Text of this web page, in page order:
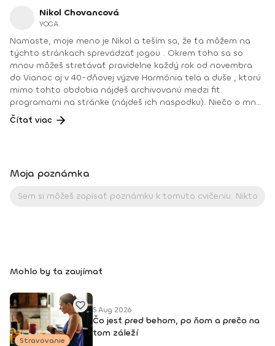
Nikol Chovancová
YOGA
Namaste, moje meno je Nikol a teším sa, že ťa môžem na
týchto stránkach sprevádzať jogou . Okrem toho sa so
mnou môžeš stretávať pravidelne každý rok od novembra
do Vianoc aj v 40-dňovej výzve Harmónia tela a duše , ktorú
mimo tohto obdobia nájdeš archivovanú medzi fit
programami na stránke (nájdeš ich naspodku). Niečo o mne.
Od detstva som sa venovala rôznym druhom pohybu, najmä
tancu, pri ktorom som cítila slobodu a radosť. Neskôr som
a odpovede na hlbšie otázky. Joge sa aktívne venujem od
ako robia pokroky a ako im joga pomáha zlepšiť kvalitu ich
stránke nikolchovancova.sk Dosiahnuté vzdelanie: Inštruktor
lektori: Bc. Michaela Hluchová (SR), Václav Krejčík (ČR)
Intenzívny odborný seminár Gravid jogy – lektor Ing. Dana
Beierová (ČR)
Čítať viac
Moja poznámka
Mohlo by ťa zaujímať
Stravovanie
5 Aug 2026
Čo jesť pred behom, po ňom a prečo na
tom záleží